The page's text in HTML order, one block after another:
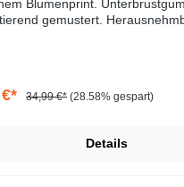
Blumenprint.
gemustert.
34,99 €* (28.58% gespart)
Details